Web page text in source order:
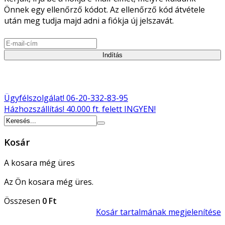
Önnek egy ellenőrző kódot. Az ellenőrző kód átvétele
után meg tudja majd adni a fiókja új jelszavát.
Indítás
Ügyfélszolgálat! 06-20-332-83-95
Házhozszállítás! 40.000 ft. felett INGYEN!
Kosár
A kosara még üres
Az Ön kosara még üres.
Összesen 0 Ft
Kosár tartalmának megjelenítése